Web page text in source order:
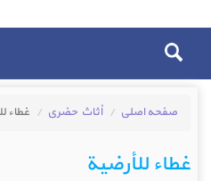
صفحه اصلی أثاث حضري غطاء
غطاء للأرضية